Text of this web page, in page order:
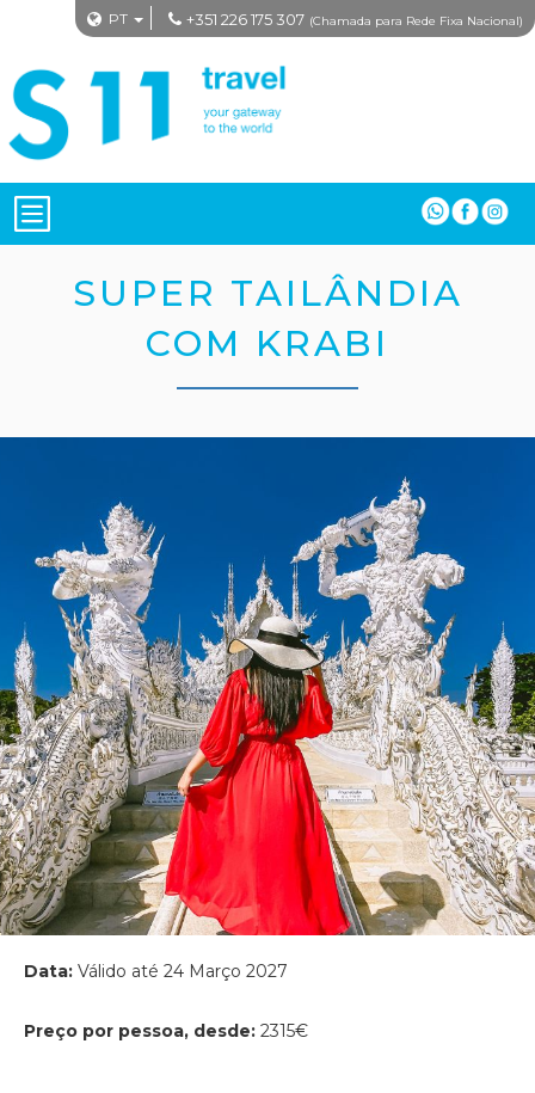
PT +351 226 175 307 (Chamada para Rede Fixa Nacional)
SUPER TAILÂNDIA
COM KRABI
Data: Válido até 24 Março 2027
Preço por pessoa, desde: 2315€